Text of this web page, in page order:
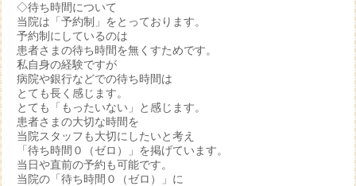
◇待ち時間について
当院は「予約制」をとっております。
予約制にしているのは
患者さまの待ち時間を無くすためです。
私自身の経験ですが
病院や銀行などでの待ち時間は
とても長く感じます。
とても「もったいない」と感じます。
患者さまの大切な時間を
当院スタッフも大切にしたいと考え
「待ち時間０（ゼロ）」を掲げています。
当日や直前の予約も可能です。
当院の「待ち時間０（ゼロ）」に